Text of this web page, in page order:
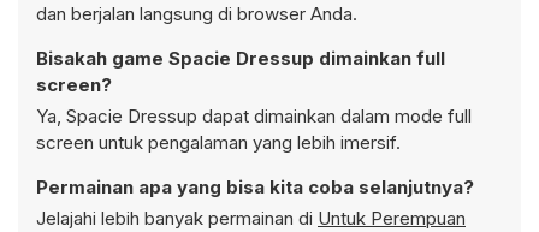
dan berjalan langsung di browser Anda.
Bisakah game Spacie Dressup dimainkan full
screen?
Ya, Spacie Dressup dapat dimainkan dalam mode full
screen untuk pengalaman yang lebih imersif.
Permainan apa yang bisa kita coba selanjutnya?
Jelajahi lebih banyak permainan di Untuk Perempuan